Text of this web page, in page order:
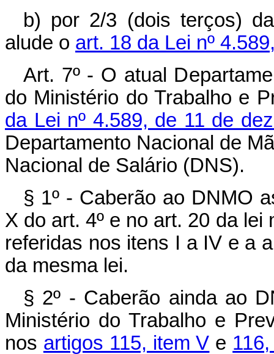
b) por 2/3 (dois terços)
alude o art. 18 da Lei nº
Art. 7º - O atual
do Ministério do Trabalho e
da Lei nº 4.589, de 11 de
Departamento Nacional de
Nacional de Salário (DNS).
§ 1º - Caberão ao DNMO
X do art. 4º e no art. 20 da
referidas nos itens I a IV e a
da mesma lei.
§ 2º - Caberão ainda ao
Ministério do Trabalho e
nos artigos 115, item V e